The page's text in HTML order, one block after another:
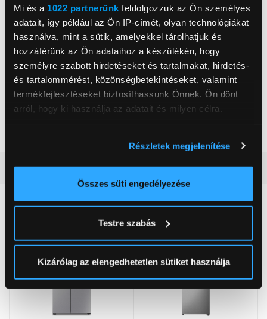
Mi és a 1022 partnerünk feldolgozzuk az Ön személyes
adatait, így például az Ön IP-címét, olyan technológiákat
használva, mint a sütik, amelyekkel tárolhatjuk és
hozzáférünk az Ön adataihoz a készülékén, hogy
személyre szabott hirdetéseket és tartalmakat, hirdetés-
és tartalommérést, közönségbetekintéseket, valamint
termékfejlesztéseket biztosíthassunk Önnek. Ön dönt
arról, hogy ki használja az adatait és milyen célra.
elhelyezkedéséről pár méteres pontossággal
Az Ön készülékén beazonosítása annak konkrét
módjairól és adja meg preferenciáit aRészletek
pontban. Bármikor módosíthatja vagy visszavonhatja a
Sütinyilatkozathoz való hozzájárulását.
cookie-k személyazonosítására nem alkalmasak,
Részletek megjelenítése
Összes süti engedélyezése
Testre szabás
Kizárólag az elengedhetetlen sütiket használja
gogreen@skullcandy.com
8004, Zurich, Kanzleistrasse 18
Mikrofon
Igen
Szín
Fekete
Hangerőszabályzó
Igen
Fejhallgató típus
Fejhallgató
Részletes ismertető
Neked ajánljuk